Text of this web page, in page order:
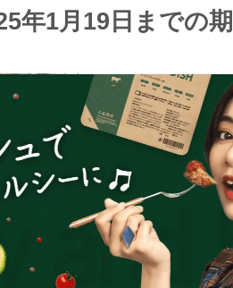
年1月19日までの